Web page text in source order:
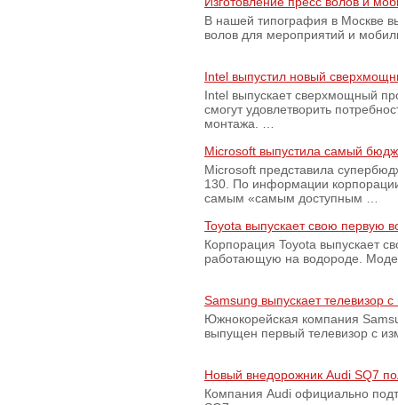
В нашей типография в Москве
волов для мероприятий и
Intel выпустил новый
Intel выпускает сверхмощный
смогут удовлетворить
монтажа. …
Microsoft выпустила самый
Microsoft представила
130. По информации
самым «самым доступным …
Toyota выпускает свою первую
Корпорация Toyota выпускает
работающую на водороде.
Samsung выпускает телевизор
Южнокорейская компания
выпущен первый телевизор с
Новый внедорожник Audi SQ7
Компания Audi официально